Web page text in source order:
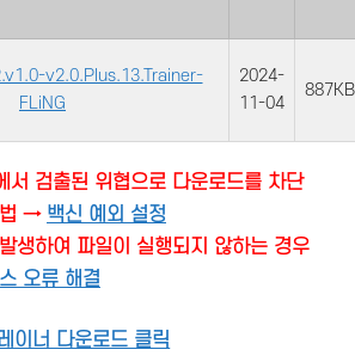
v2.0.Plus.13.Trainer-
FLiNG
2024-
11-04
887KB
서 검출된 위협으로 다운로드를 차단
법 → 백신 예외 설정
생하여 파일이 실행되지 않하는 경우
오류 해결
이너 다운로드 클릭